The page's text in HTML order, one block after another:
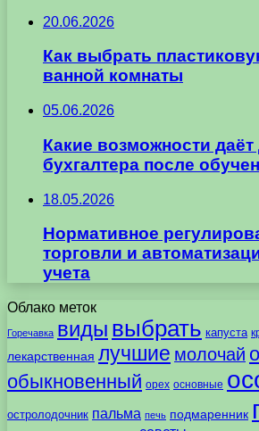
20.06.2026
Как выбрать
ванной комнаты
05.06.2026
Какие возможности
бухгалтера после
18.05.2026
Нормативное
торговли и
учета
Облако меток
Горечавка виды выбрать капуста
лекарственная лучшие молочай
обыкновенный орех основные
остролодочник пальма печь подмаренник